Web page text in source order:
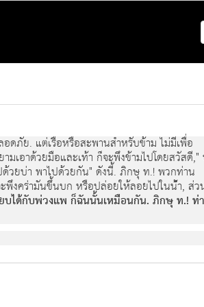
อดภัย. แตเรือหรือสะพานสําหรับขาม ไมมีเพื่อ
ามเอาดวยมือและเทา ก็จะพึงขามไปโดยสวัสดี
วยบา พาไปดวยกัน" ดังนี้. ภิกษุ ท.! พวกทาน
งครามันขึ้นบก หรือปลอยใหลอยไปในน้ํา, สว
ยบไดกับพวงแพ ก็ฉันนั้นเหมือนกัน. ภิกษุ ท.! ท